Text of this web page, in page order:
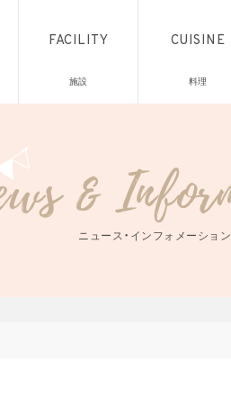
FACILITY
施設
CUISINE
料理
ニュース・インフォメーション